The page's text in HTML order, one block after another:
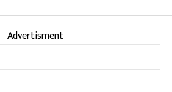
Advertisment